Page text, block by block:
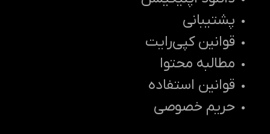
پشتیبانی
قوانین کپی‌رایت
مطالبه محتوا
قوانین استفاده
حریم خصوصی